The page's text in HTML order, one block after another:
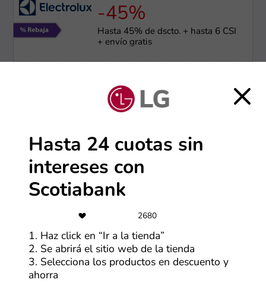
-45%
Hasta 45% de dscto. + hasta 6 CSI
+ envío gratis
Más cupones de LG
-50%
Más cupones de Lenovo
Hasta 24 cuotas sin
intereses con
Scotiabank
2680
1. Haz click en “Ir a la tienda”
2. Se abrirá el sitio web de la tienda
3. Selecciona los productos en descuento y
ahorra